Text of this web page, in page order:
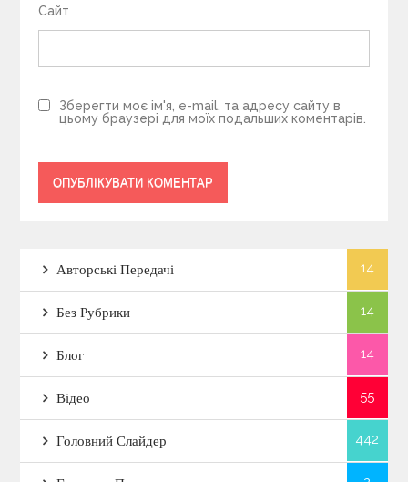
Сайт
Зберегти моє ім'я, e-mail, та адресу сайту в
цьому браузері для моїх подальших коментарів.
Авторські Передачі 14
Без Рубрики 14
Блог 14
Відео 55
Головний Слайдер 442